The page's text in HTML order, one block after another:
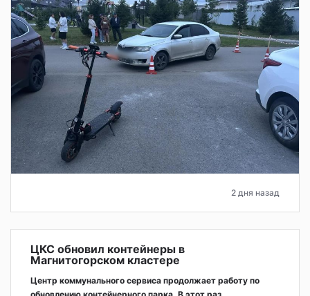
2 дня назад
ЦКС обновил контейнеры в
Магнитогорском кластере
Центр коммунального сервиса продолжает работу по